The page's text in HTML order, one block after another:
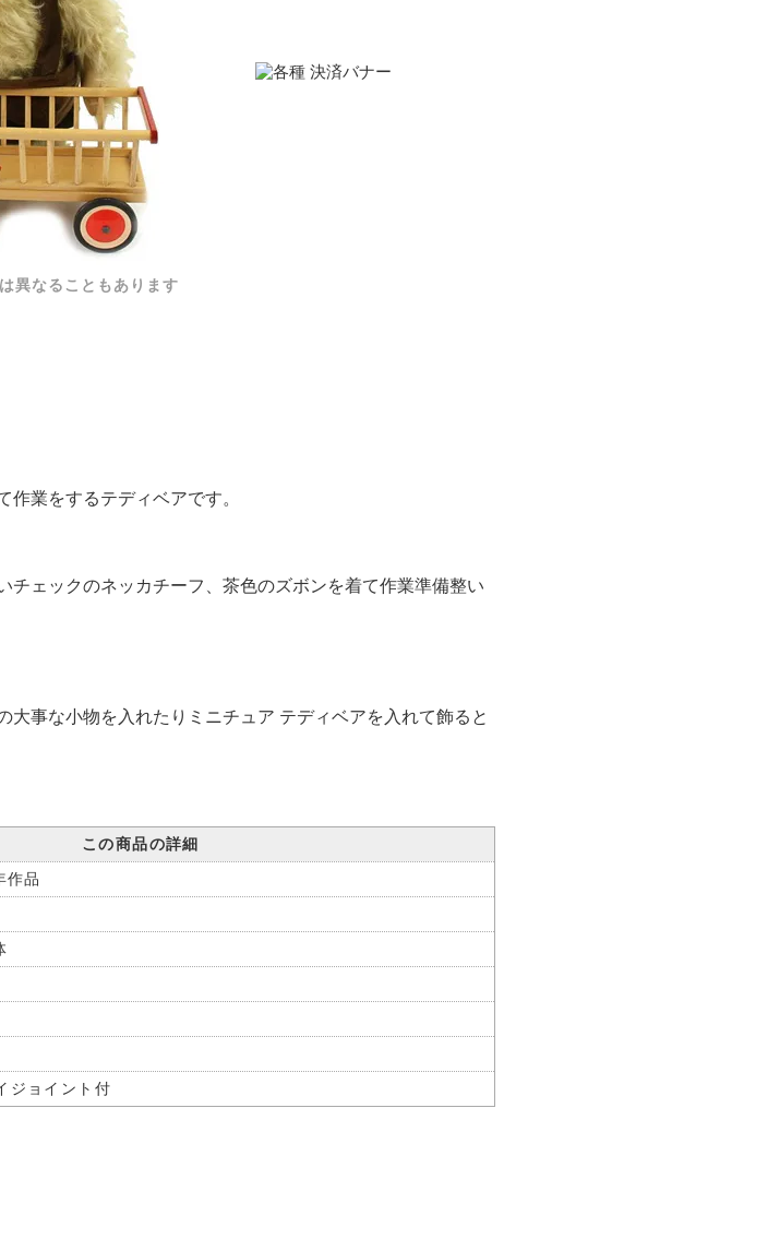
異なることもあります
作業をするテディベアです。
チェックのネッカチーフ、茶色のズボンを着て作業準備整い
大事な小物を入れたりミニチュア テディベアを入れて飾ると
この商品の詳細
作品
ジョイント付